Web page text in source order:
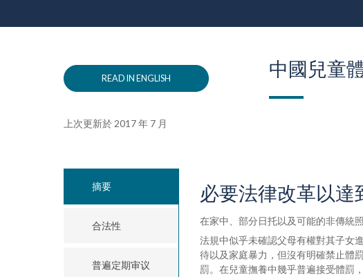
READ IN ENGLISH 中國兒童
上次更新於 2017 年 7 月
摘要
合法性
普遍定期审议
必要法律改革以達
在家中、部分日托以及可能的非傳統
法規中似乎未確認父母有權對其子女
待以及家庭暴力，但沒有明確禁止體
罰。在兒童撫養中幾乎普遍接受體罰